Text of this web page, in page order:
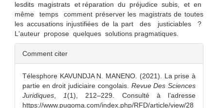
lesdits magistrats et réparation du préjudice subis, et en
même temps comment préserver les magistrats de toutes
les accusations injustifiées de la part des justiciables ?
L'auteur propose quelques solutions pragmatiques.
Details
de
l'article
Comment citer
Télesphore KAVUNDJA N. MANENO. (2021). La prise à
partie en droit judiciaire congolais. Revue Des Sciences
Juridiques,1(1), 212–229. Consulté à l’adresse
https://www.pugoma.com/index.php/RFD/article/view/28